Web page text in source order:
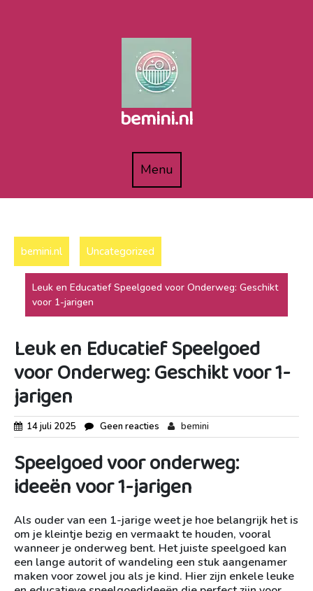
bemini.nl
MenuMenu
bemini.nl Uncategorized
Leuk en Educatief Speelgoed voor Onderweg: Geschikt
voor 1-jarigen
Leuk en Educatief Speelgoed
voor Onderweg: Geschikt voor 1-
jarigen
14 juli 2025 Geen reacties bemini
Speelgoed voor onderweg:
ideeën voor 1-jarigen
Als ouder van een 1-jarige weet je hoe belangrijk het is
om je kleintje bezig en vermaakt te houden, vooral
wanneer je onderweg bent. Het juiste speelgoed kan
een lange autorit of wandeling een stuk aangenamer
maken voor zowel jou als je kind. Hier zijn enkele leuke